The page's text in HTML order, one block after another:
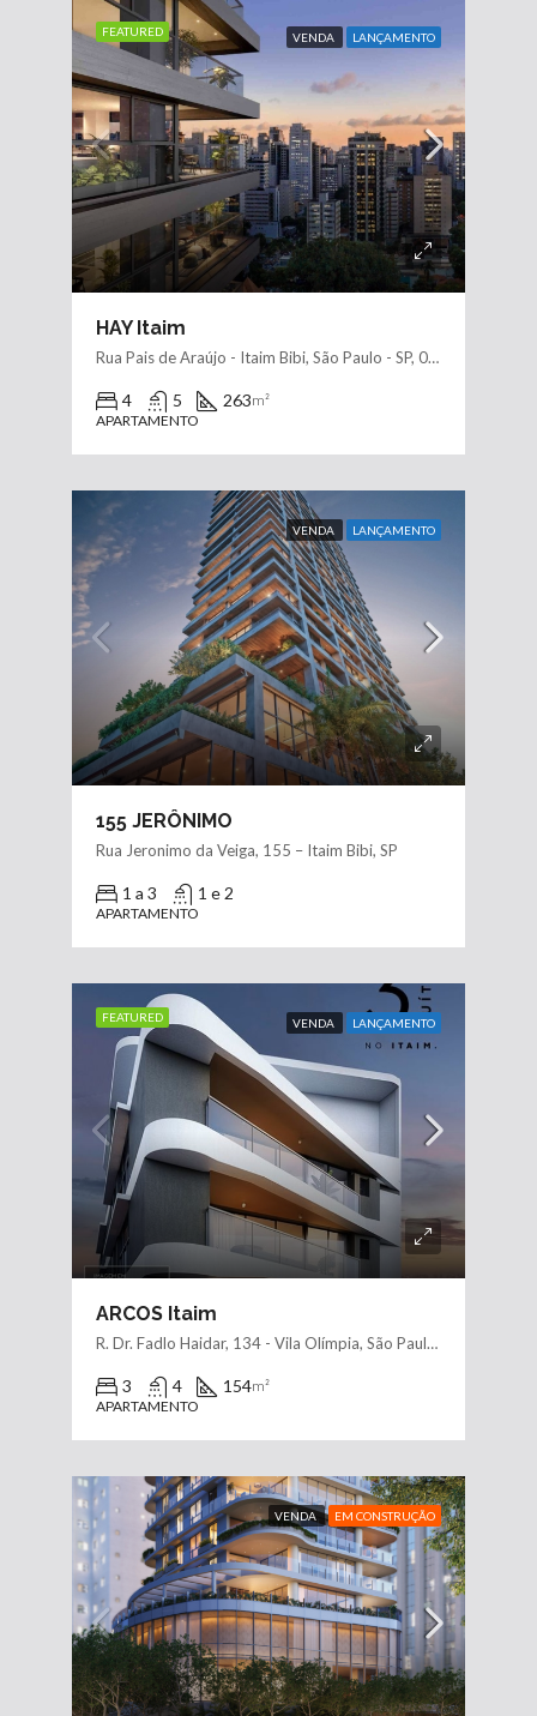
FEATURED VENDA LANÇAMENTO
HAY Itaim
Rua Pais de Araújo - Itaim Bibi, São Paulo - SP, 04531-090, Brasil
4 5 263m²
APARTAMENTO
VENDA LANÇAMENTO
155 JERÔNIMO
Rua Jeronimo da Veiga, 155 – Itaim Bibi, SP
1 a 3 1 e 2
APARTAMENTO
FEATURED VENDA LANÇAMENTO
ARCOS Itaim
R. Dr. Fadlo Haidar, 134 - Vila Olímpia, São Paulo - SP, 04545-050, Brasil
3 4 154m²
APARTAMENTO
VENDA EM CONSTRUÇÃO